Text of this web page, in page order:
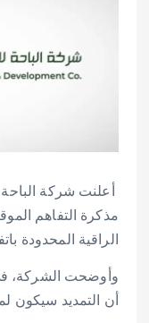
أعلنت شركة الباحة
مذكرة التفاهم
الراقية المحدودة
وأوضحت الشركة، في
أن التمديد سيكون